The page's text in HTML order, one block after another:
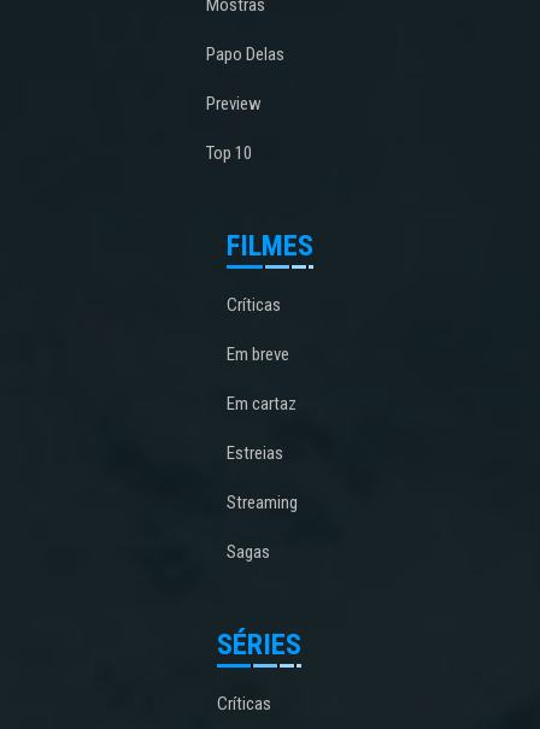
Mostras
Papo Delas
Preview
Top 10
FILMES
Críticas
Em breve
Em cartaz
Estreias
Streaming
Sagas
SÉRIES
Críticas